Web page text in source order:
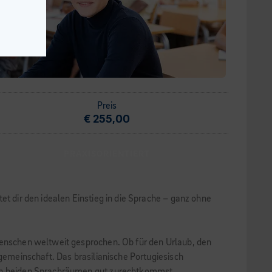
Preis
€ 255,00
dir den idealen Einstieg in die Sprache – ganz ohne
weltweit gesprochen. Ob für den Urlaub, den
Das brasilianische Portugiesisch